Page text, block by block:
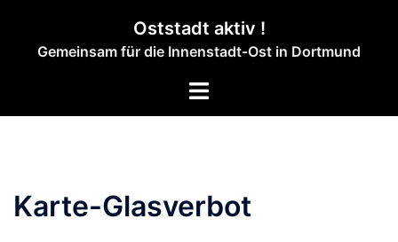
springen
Oststadt aktiv !
Gemeinsam für die Innenstadt-Ost in Dortmund
Menü
Karte-Glasverbot